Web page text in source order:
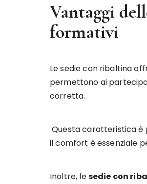
Vantaggi
formativi
Le sedie con ribaltina
permettono ai
corretta.
Questa caratteristica
il comfort è essenziale
Inoltre, lesedie con